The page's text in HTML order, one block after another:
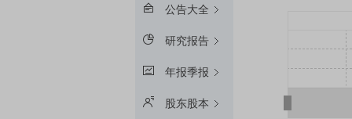
公告大全
研究报告
年报季报
股东股本